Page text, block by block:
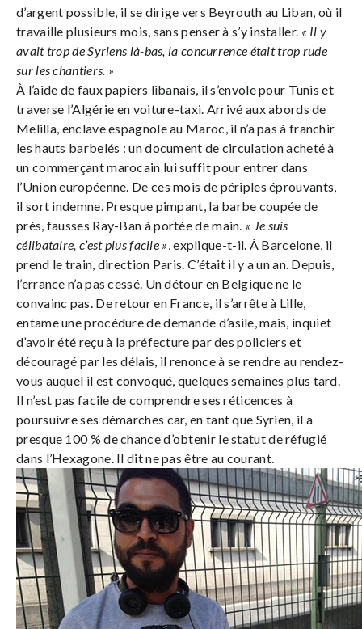
d’argent possible, il se dirige vers Beyrouth au Liban, où il
travaille plusieurs mois, sans penser à s’y installer. « Il y
avait trop de Syriens là-bas, la concurrence était trop rude
sur les chantiers. »
À l’aide de faux papiers libanais, il s’envole pour Tunis et
traverse l’Algérie en voiture-taxi. Arrivé aux abords de
Melilla, enclave espagnole au Maroc, il n’a pas à franchir
les hauts barbelés : un document de circulation acheté à
un commerçant marocain lui suffit pour entrer dans
l’Union européenne. De ces mois de périples éprouvants,
il sort indemne. Presque pimpant, la barbe coupée de
près, fausses Ray-Ban à portée de main. « Je suis
célibataire, c’est plus facile », explique-t-il. À Barcelone, il
prend le train, direction Paris. C’était il y a un an. Depuis,
l’errance n’a pas cessé. Un détour en Belgique ne le
convainc pas. De retour en France, il s’arrête à Lille,
entame une procédure de demande d’asile, mais, inquiet
d’avoir été reçu à la préfecture par des policiers et
découragé par les délais, il renonce à se rendre au rendez-
vous auquel il est convoqué, quelques semaines plus tard.
Il n’est pas facile de comprendre ses réticences à
poursuivre ses démarches car, en tant que Syrien, il a
presque 100% de chance d’obtenir le statut de réfugié
dans l’Hexagone. Il dit ne pas être au courant.